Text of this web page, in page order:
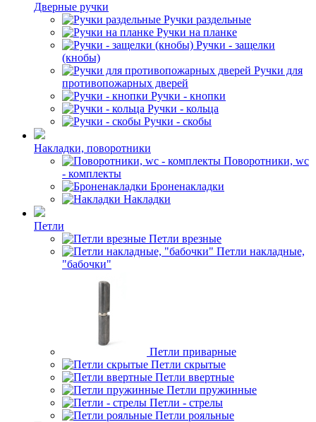
Дверные ручки
Ручки раздельные
Ручки на планке
Ручки - защелки
(кнобы)
Ручки для
противопожарных дверей
Ручки - кнопки
Ручки - кольца
Ручки - скобы
Накладки, поворотники
Поворотники, wc
- комплекты
Броненакладки
Накладки
Петли
Петли врезные
Петли накладные,
"бабочки"
Петли приварные
Петли скрытые
Петли ввертные
Петли пружинные
Петли - стрелы
Петли рояльные